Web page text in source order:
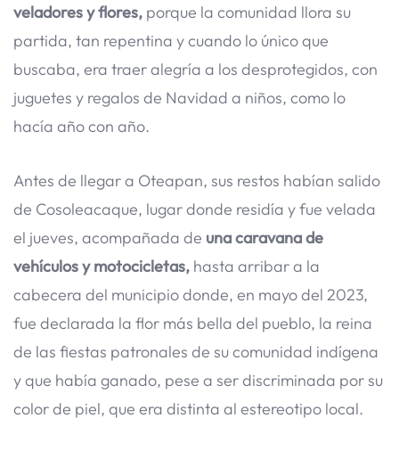
veladores y flores, porque la comunidad llora su
partida, tan repentina y cuando lo único que
buscaba, era traer alegría a los desprotegidos, con
juguetes y regalos de Navidad a niños, como lo
hacía año con año.
Antes de llegar a Oteapan, sus restos habían salido
de Cosoleacaque, lugar donde residía y fue velada
el jueves, acompañada de una caravana de
vehículos y motocicletas, hasta arribar a la
cabecera del municipio donde, en mayo del 2023,
fue declarada la flor más bella del pueblo, la reina
de las fiestas patronales de su comunidad indígena
y que había ganado, pese a ser discriminada por su
color de piel, que era distinta al estereotipo local.